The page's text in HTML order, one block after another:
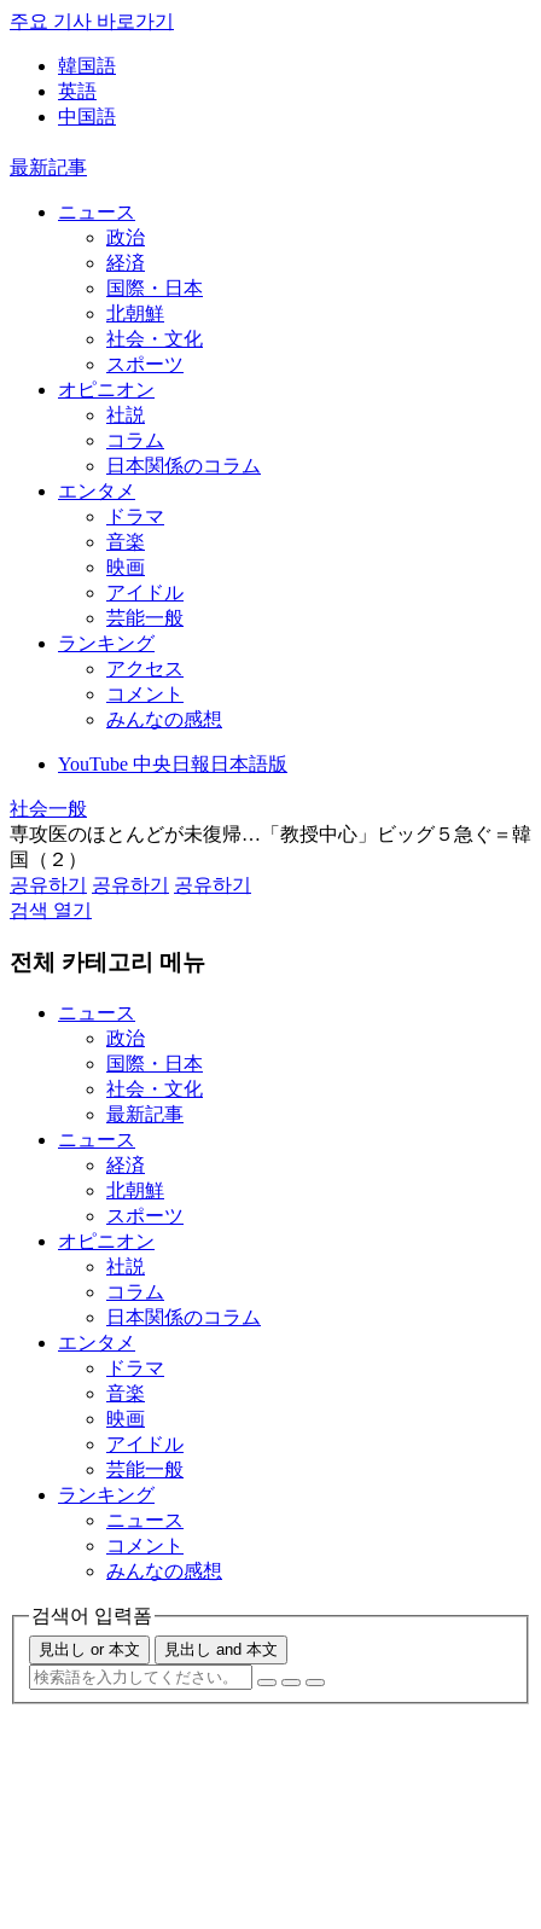
주요 기사 바로가기
韓国語
英語
中国語
最新記事
ニュース
政治
経済
国際・日本
北朝鮮
社会・文化
スポーツ
オピニオン
社説
コラム
日本関係のコラム
エンタメ
ドラマ
音楽
映画
アイドル
芸能一般
ランキング
アクセス
コメント
みんなの感想
YouTube 中央日報日本語版
社会一般
専攻医のほとんどが未復帰…「教授中心」ビッグ５急ぐ＝韓
国（２）
공유하기
공유하기
공유하기
검색 열기
전체 카테고리 메뉴
ニュース
政治
国際・日本
社会・文化
最新記事
ニュース
経済
北朝鮮
スポーツ
オピニオン
社説
コラム
日本関係のコラム
エンタメ
ドラマ
音楽
映画
アイドル
芸能一般
ランキング
ニュース
コメント
みんなの感想
검색어 입력폼
見出し or 本文 見出し and 本文